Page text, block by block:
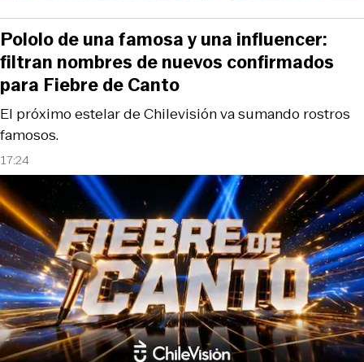
17:24
El próximo estelar de Chilevisión va sumando rostros
famosos.
Pololo de una famosa y una influencer:
filtran nombres de nuevos confirmados
para Fiebre de Canto